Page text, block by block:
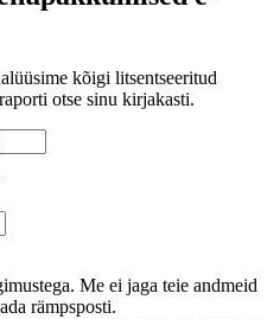
kõigi litsentseeritud
otse sinu kirjakasti.
Me ei jaga teie andmeid
rämpsposti.